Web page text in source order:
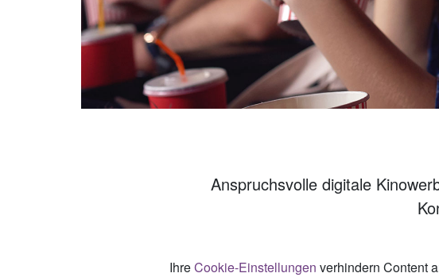
Anspruchsvolle digitale
IhreCookie-Einstellungen verhindern Content